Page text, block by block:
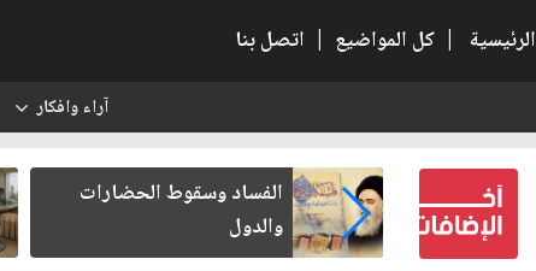
الرئيسية | كل المواضيع | اتصل بنا
آراء وافكار
كتب لنفسه
الفساد وسقوط الحضارات
والدول